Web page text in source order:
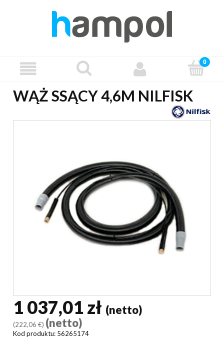
WĄŻ SSĄCY 4,6M NILFISK
1 037,01 zł (netto)
(222,06 €) (netto)
Kod produktu: 56265174